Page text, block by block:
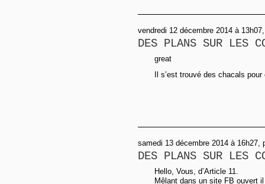
vendredi 12 décembre 2014 à
DES PLANS SUR LES
great
Il s’est trouvé des chacals
samedi 13 décembre 2014 à 16h27,
DES PLANS SUR LES
Hello, Vous, d’Article 11.
Mêlant dans un site FB ouvert